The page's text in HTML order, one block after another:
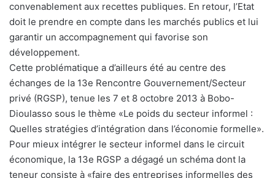
convenablement aux recettes publiques. En retour, l’Etat
doit le prendre en compte dans les marchés publics et lui
garantir un accompagnement qui favorise son
développement.
Cette problématique a d’ailleurs été au centre des
échanges de la 13e Rencontre Gouvernement/Secteur
privé (RGSP), tenue les 7 et 8 octobre 2013 à Bobo-
Dioulasso sous le thème «Le poids du secteur informel :
Quelles stratégies d’intégration dans l’économie formelle».
Pour mieux intégrer le secteur informel dans le circuit
économique, la 13e RGSP a dégagé un schéma dont la
teneur consiste à «faire des entreprises informelles des